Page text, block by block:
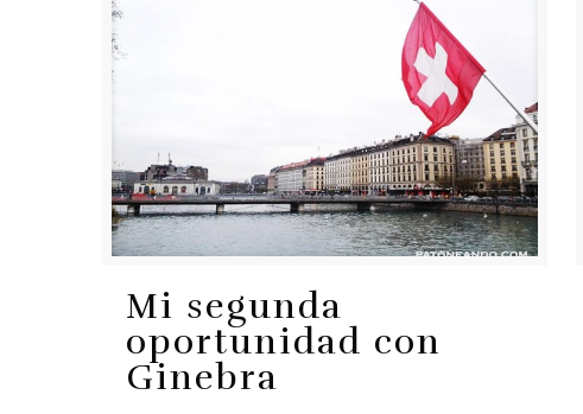
Mi segunda
oportunidad con
Ginebra